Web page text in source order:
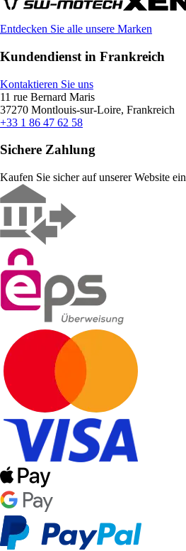
Entdecken Sie alle unsere Marken
Kundendienst in Frankreich
Kontaktieren Sie uns
11 rue Bernard Maris
37270 Montlouis-sur-Loire, Frankreich
+33 1 86 47 62 58
Sichere Zahlung
Kaufen Sie sicher auf unserer Website ein